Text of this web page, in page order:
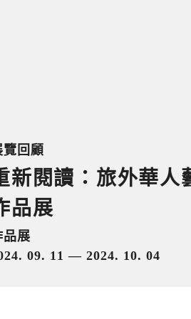
覽回顧
新閱讀：旅外華人
品展
品展
09. 11 — 2024. 10. 04